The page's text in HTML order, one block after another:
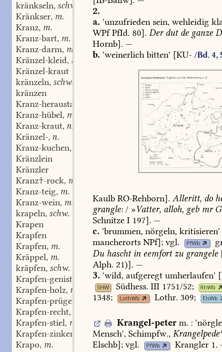
kränkseln, schw.
Kränkser, m.
Kranz, m.
Kranz-bart, m.
Kranz-darm, m.
Kränzel-kleid, n.
Kränzel-kraut
kränzeln, schw.
kränzen
Kranz-heraustanzen
Kranz-hübel, m.
Kranz-kraut, n.
Kränzel-, n.
Kranz-kuchen,
Kränzlein
Kränzler
Kranz✝-rock, m.
Kranz-teig, m.
Kranz-wein, m.
krapeln, schw.
Krapen
Krapfen
Krapfen, m.
Kräppel, m.
kräpfen, schw.
Krapfen-genist
Krapfen-holz, n.
Krapfen-prügel
Krapfen-recht,
Krapfen-stiel, m.
Krapfen-zinken
Krapo, m.
2.
a. 'unzufrieden sein, wehleidig
WPfPfId. 80]. Derdutde ganze
Hornb]. —
b. 'weinerlich bitten' [KU- /Bd. 4,
Kaulb RO-Rehborn]. Alleritt, do
grangle:/ »Vatter, alloh, gebmr
Schnitze I 197]. —
c. 'brummen, nörgeln, kritisieren'
mancherorts NPf]; vgl. PfWb
Du haschtin eemfortzu grangele
Alph. 21)]. —
3. 'wild, aufgeregt umherlaufen' [
SHW Südhess. III1751/52; RhWb
1348; LothWb Lothr. 309; ElsWb
Krangel-peter m. :
Mensch', Schimpfw., Krangelpedeʳ
Elschb]; vgl. PfWb Krangler 1.